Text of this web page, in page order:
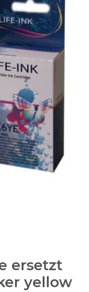
ersetzt
yellow